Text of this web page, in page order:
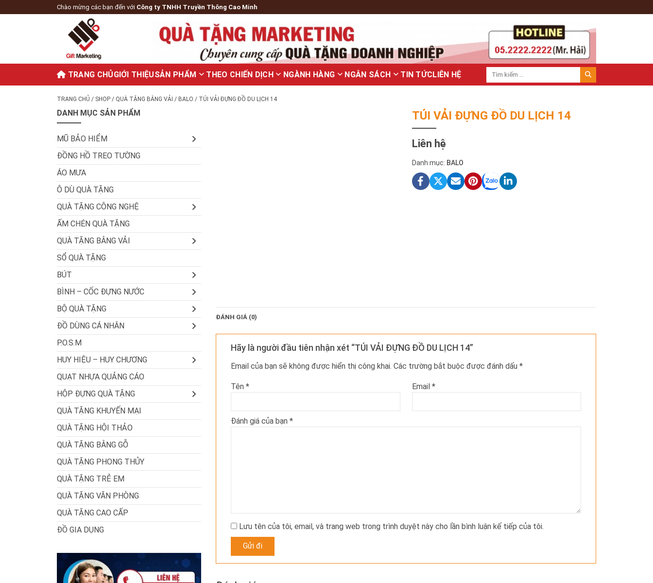
Chào mừng các bạn đến với Công ty TNHH Truyền Thông Cao Minh
TRANG CHỦGIỚI THIỆUSẢN PHẨM THEO CHIẾN DỊCH NGÀNH HÀNG NGÂN SÁCH TIN TỨCLIÊN HỆ
TRANG CHỦ / SHOP / QUÀ TẶNG BẰNG VẢI / BALO / TÚI VẢI ĐỰNG ĐỒ DU LỊCH 14
TÚI VẢI ĐỰNG ĐỒ DU LỊCH 14
Liên hệ
Danh mục: BALO
ĐÁNH GIÁ (0)
Hãy là người đầu tiên nhận xét “TÚI VẢI ĐỰNG ĐỒ DU LỊCH 14”
Email của bạn sẽ không được hiển thị công khai. Các trường bắt buộc được đánh dấu *
Tên * Email *
Đánh giá của bạn *
Lưu tên của tôi, email, và trang web trong trình duyệt này cho lần bình luận kế tiếp của tôi.
DANH MỤC SẢN PHẨM
MŨ BẢO HIỂM
ĐỒNG HỒ TREO TƯỜNG
ÁO MƯA
Ô DÙ QUÀ TẶNG
QUÀ TẶNG CÔNG NGHỆ
ẤM CHÉN QUÀ TẶNG
QUÀ TẶNG BẰNG VẢI
SỔ QUÀ TẶNG
BÚT
BÌNH – CỐC ĐỰNG NƯỚC
BỘ QUÀ TẶNG
ĐỒ DÙNG CÁ NHÂN
P.O.S.M
HUY HIỆU – HUY CHƯƠNG
QUẠT NHỰA QUẢNG CÁO
HỘP ĐỰNG QUÀ TẶNG
QUÀ TẶNG KHUYẾN MẠI
QUÀ TẶNG HỘI THẢO
QUÀ TẶNG BẰNG GỖ
QUÀ TẶNG PHONG THỦY
QUÀ TẶNG TRẺ EM
QUÀ TẶNG VĂN PHÒNG
QUÀ TẶNG CAO CẤP
ĐỒ GIA DỤNG